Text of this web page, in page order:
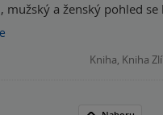
mužský a ženský pohled se
Creek je opravdu místo,
ale taky tam neradno
jako v Midsommeru. Bavilo opět a opět
Kniha, Kniha